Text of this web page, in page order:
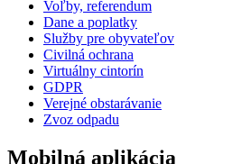
Voľby, referendum
Dane a poplatky
Služby pre obyvateľov
Civilná ochrana
Virtuálny cintorín
GDPR
Verejné obstarávanie
Zvoz odpadu
Mobilná aplikácia